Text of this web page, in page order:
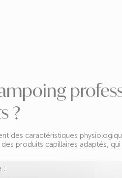
?
des caractéristiques
produits capillaires adaptés,
: